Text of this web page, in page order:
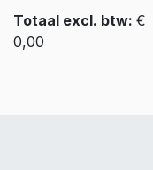
Totaal excl. btw: €
0,00